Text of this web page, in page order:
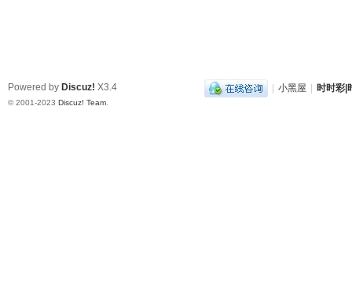
| 小黑屋 | 时时彩|
Powered by Discuz! X3.4
© 2001-2023 Discuz! Team